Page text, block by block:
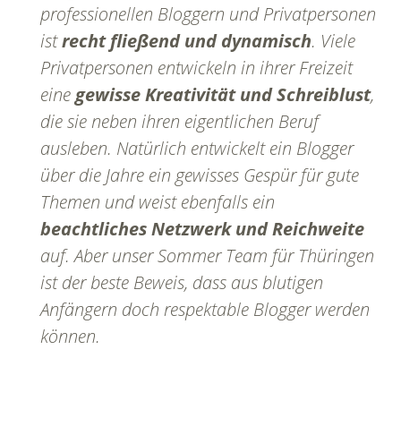
professionellen Bloggern und Privatpersonen
istrecht fließend und dynamisch. Viele
Privatpersonen entwickeln in ihrer Freizeit
einegewisse Kreativität und Schreiblust,
die sie neben ihren eigentlichen Beruf
ausleben. Natürlich entwickelt ein Blogger
über die Jahre ein gewisses Gespür für gute
Themen und weist ebenfalls ein
beachtliches Netzwerk und Reichweite
auf. Aber unser Sommer Team für Thüringen
ist der beste Beweis, dass aus blutigen
Anfängern doch respektable Blogger werden
können.